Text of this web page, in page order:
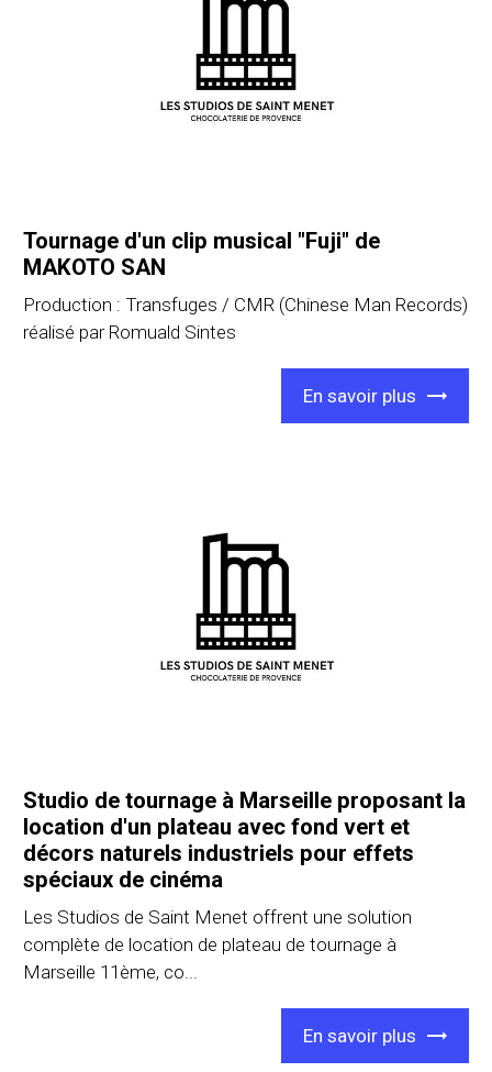
Tournage d'un clip musical "Fuji" de
MAKOTO SAN
Production : Transfuges / CMR (Chinese Man Records)
réalisé par Romuald Sintes
En savoir plus
Studio de tournage à Marseille proposant la
location d'un plateau avec fond vert et
décors naturels industriels pour effets
spéciaux de cinéma
Les Studios de Saint Menet offrent une solution
complète de location de plateau de tournage à
Marseille 11ème, co...
En savoir plus